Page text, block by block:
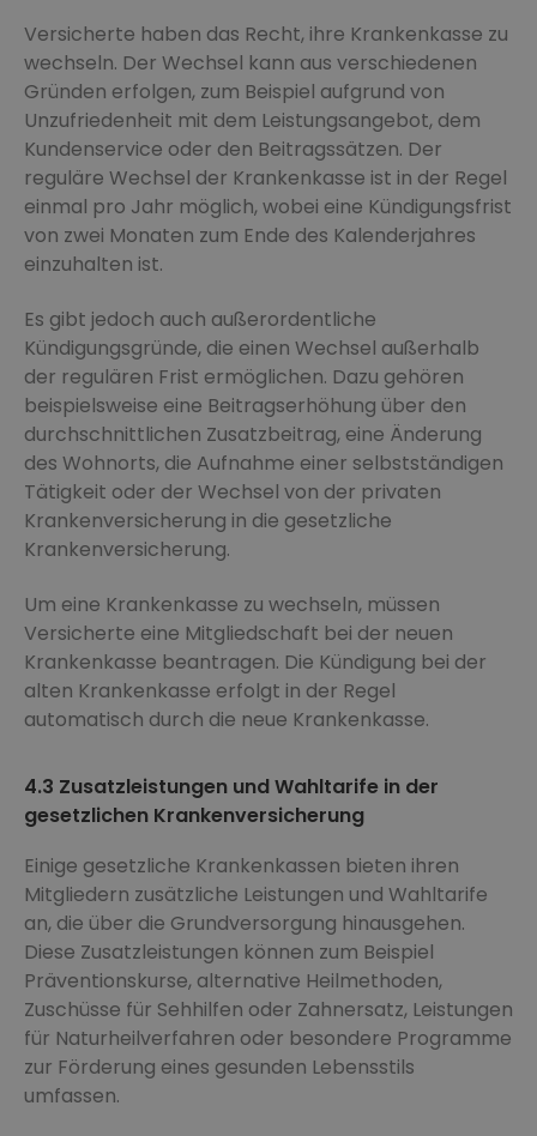
Versicherte haben das Recht, ihre Krankenkasse zu
wechseln. Der Wechsel kann aus verschiedenen
Gründen erfolgen, zum Beispiel aufgrund von
Unzufriedenheit mit dem Leistungsangebot, dem
Kundenservice oder den Beitragssätzen. Der
reguläre Wechsel der Krankenkasse ist in der Regel
einmal pro Jahr möglich, wobei eine Kündigungsfrist
von zwei Monaten zum Ende des Kalenderjahres
einzuhalten ist.
Es gibt jedoch auch außerordentliche
Kündigungsgründe, die einen Wechsel außerhalb
der regulären Frist ermöglichen. Dazu gehören
beispielsweise eine Beitragserhöhung über den
durchschnittlichen Zusatzbeitrag, eine Änderung
des Wohnorts, die Aufnahme einer selbstständigen
Tätigkeit oder der Wechsel von der privaten
Krankenversicherung in die gesetzliche
Krankenversicherung.
Um eine Krankenkasse zu wechseln, müssen
Versicherte eine Mitgliedschaft bei der neuen
Krankenkasse beantragen. Die Kündigung bei der
alten Krankenkasse erfolgt in der Regel
automatisch durch die neue Krankenkasse.
4.3 Zusatzleistungen und Wahltarife in der
gesetzlichen Krankenversicherung
Einige gesetzliche Krankenkassen bieten ihren
Mitgliedern zusätzliche Leistungen und Wahltarife
an, die über die Grundversorgung hinausgehen.
Diese Zusatzleistungen können zum Beispiel
Präventionskurse, alternative Heilmethoden,
Zuschüsse für Sehhilfen oder Zahnersatz, Leistungen
für Naturheilverfahren oder besondere Programme
zur Förderung eines gesunden Lebensstils
umfassen.